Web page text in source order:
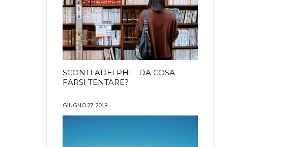
SCONTI ADELPHI… DA COSA
FARSI TENTARE?
GIUGNO 27, 2019